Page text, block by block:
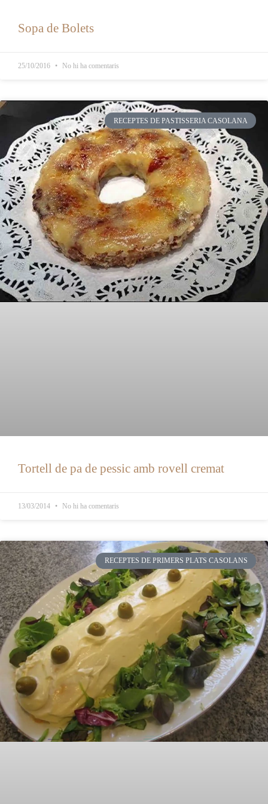
Sopa de Bolets
25/10/2016 No hi ha comentaris
RECEPTES DE PASTISSERIA CASOLANA
Tortell de pa de pessic amb rovell cremat
13/03/2014 No hi ha comentaris
RECEPTES DE PRIMERS PLATS CASOLANS